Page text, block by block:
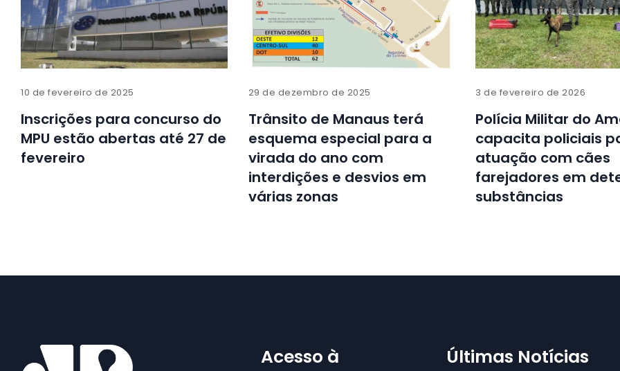
10 de fevereiro de 2025
Inscrições para concurso do
MPU estão abertas até 27 de
fevereiro
29 de dezembro de 2025
Trânsito de Manaus terá
esquema especial para a
virada do ano com
interdições e desvios em
várias zonas
3 de fevereiro de 2026
Polícia Militar do
capacita policiais
atuação com cães
farejadores em
substâncias
Acesso à
Últimas Notícias